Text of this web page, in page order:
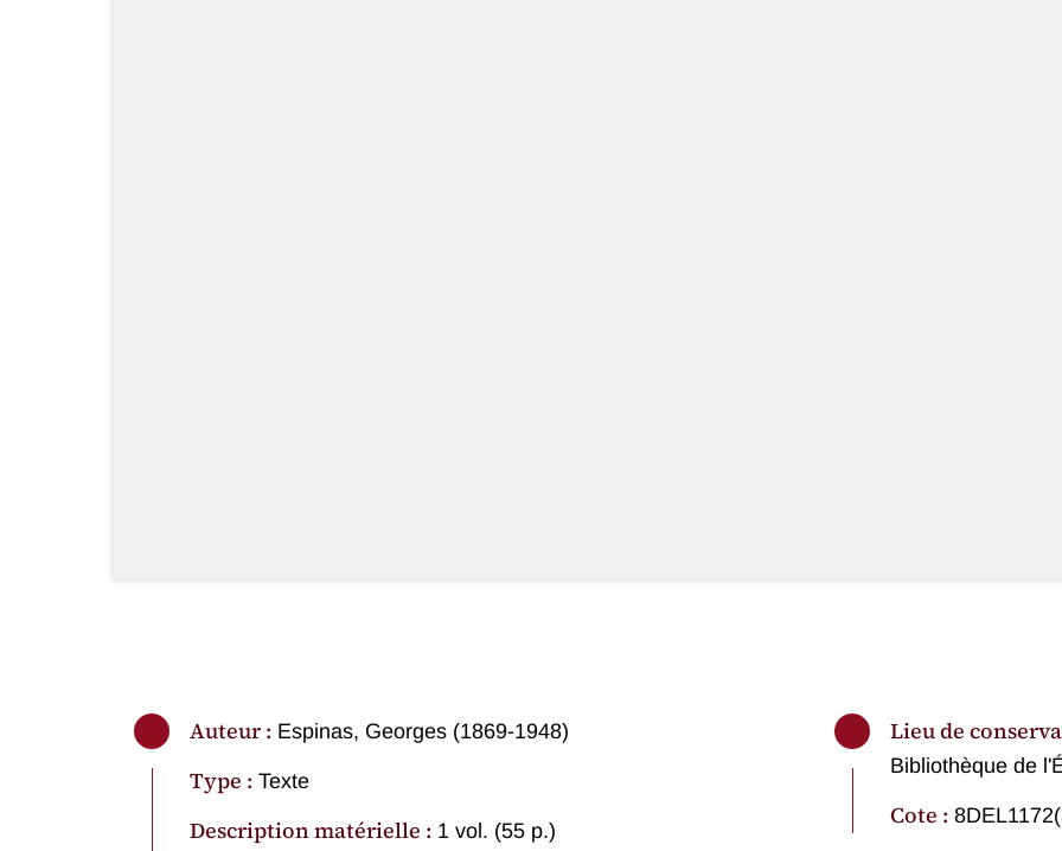
Auteur : Espinas, Georges (1869-1948)
Type : Texte
Description matérielle : 1 vol. (55 p.)
Lieu de
Bibliothèque de
Cote :